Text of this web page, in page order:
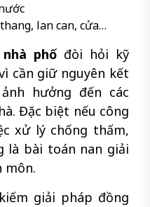
lan can, cửa…
phốđòi hỏi kỹ
cần giữ nguyên kết
hưởng đến các
Đặc biệt nếu công
xử lý chống thấm,
là bài toán nan giải
môn.
giải pháp đồng